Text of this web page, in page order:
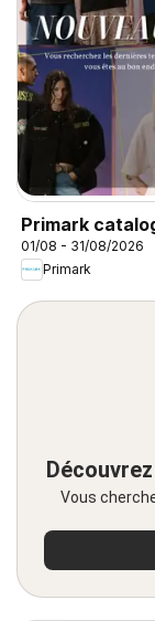
Primark
01/08 - 31/08/2026
Primark
Vous